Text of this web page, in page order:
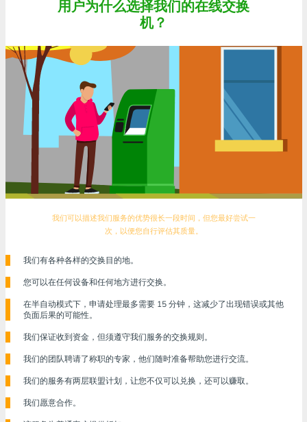
用户为什么选择我们的在线交换
机？
我们可以描述我们服务的优势很长一段时间，但您最好尝试一
次，以便您自行评估其质量。
我们有各种各样的交换目的地。
您可以在任何设备和任何地方进行交换。
在半自动模式下，申请处理最多需要 15 分钟，这减少了出现错误或其他
负面后果的可能性。
我们保证收到资金，但须遵守我们服务的交换规则。
我们的团队聘请了称职的专家，他们随时准备帮助您进行交流。
我们的服务有两层联盟计划，让您不仅可以兑换，还可以赚取。
我们愿意合作。